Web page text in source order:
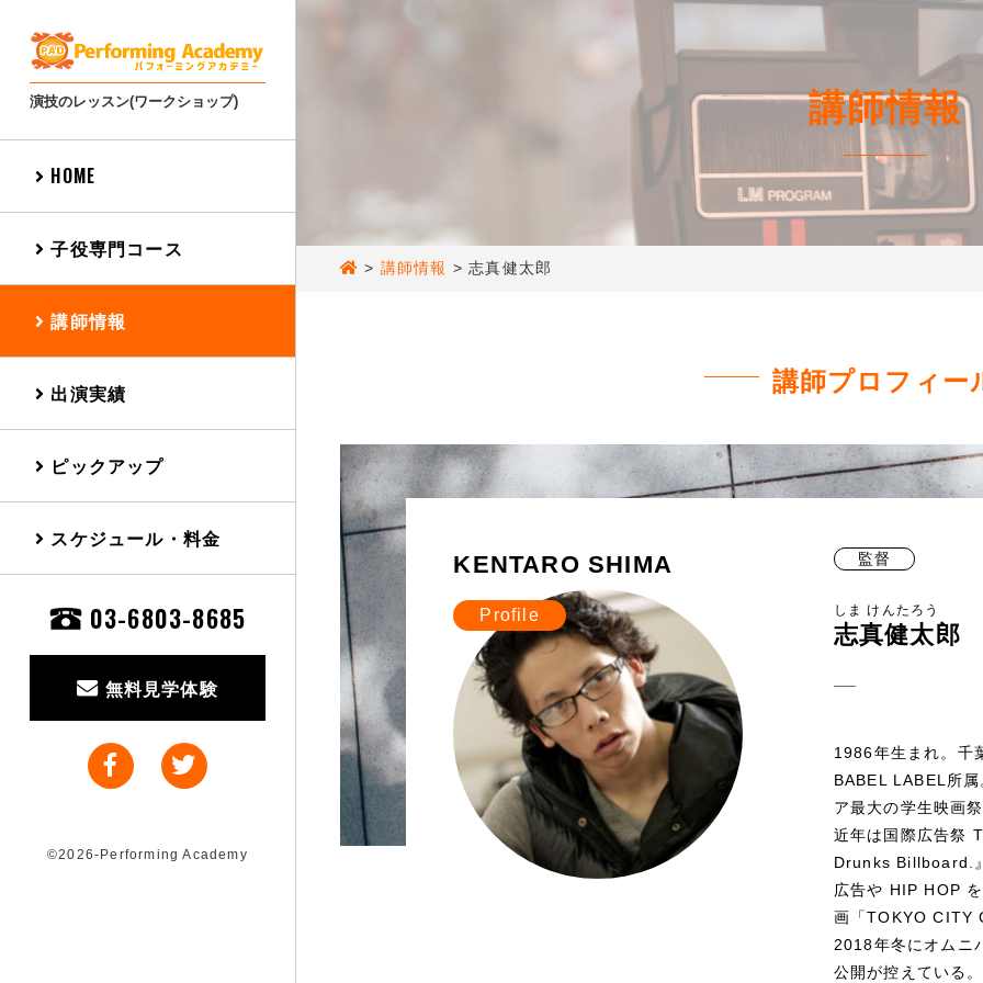
演技のレッスン(ワークショップ)
HOME
子役専門コース
講師情報
出演実績
ピックアップ
スケジュール・料金
03-6803-8685
無料見学体験
©2026-Performing Academy
講師情報
> 講師情報 >志真健太郎
講師プロフィー
KENTARO SHIMA
Profile
監督
しま けんたろう
志真健太郎
1986年生まれ。千
BABEL LABEL所
ア最大の学生映画
近年は国際広告祭
Drunks Billboard.
広告や HIP HOP
画「TOKYO CITY
2018年冬にオムニ
公開が控えている。